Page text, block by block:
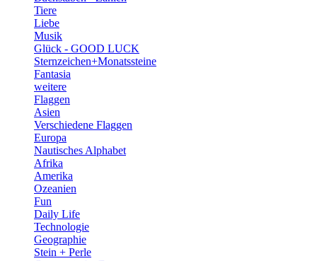
Tiere
Liebe
Musik
Glück - GOOD LUCK
Sternzeichen+Monatssteine
Fantasia
weitere
Flaggen
Asien
Verschiedene Flaggen
Europa
Nautisches Alphabet
Afrika
Amerika
Ozeanien
Fun
Daily Life
Technologie
Geographie
Stein + Perle